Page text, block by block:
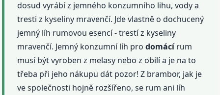
dosud vyrábí z jemného konzumního lihu, vody a
tresti z kyseliny mravenčí. Jde vlastně o dochucený
jemný líh rumovou esencí - trestí z kyseliny
mravenčí. Jemný konzumní líh prodomácírum
musí být vyroben z melasy nebo z obilí a je na to
třeba při jeho nákupu dát pozor! Z brambor, jak je
ve společnosti hojně rozšířeno, se rum ani líh